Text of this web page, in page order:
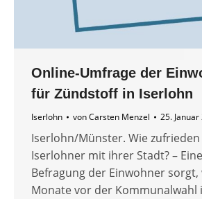
Online-Umfrage der
für Zündstoff in Iserlohn
Iserlohn vonCarsten Menzel 25.
Iserlohn/Münster. Wie
Iserlohner mit ihrer Stadt? –
Befragung der Einwohner sorgt,
Monate vor der Kommunalwahl